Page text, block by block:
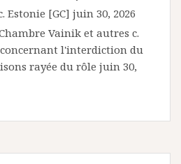
Estonie [GC] juin 30, 2026
Vainik et autres c.
l'interdiction du
rayée du rôle juin 30,